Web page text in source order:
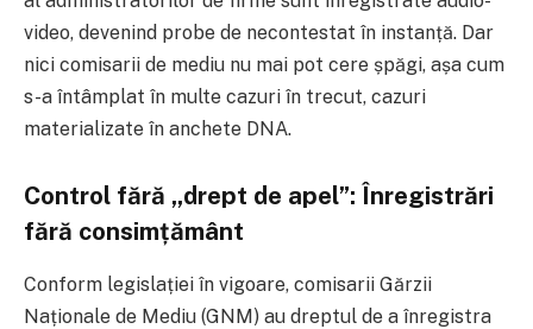
video, devenind probe de necontestat în instanță. Dar
nici comisarii de mediu nu mai pot cere șpăgi, așa cum
s-a întâmplat în multe cazuri în trecut, cazuri
materializate în anchete DNA.
Control fără „drept de apel”: Înregistrări
fără consimțământ
Conform legislației în vigoare, comisarii Gărzii
Naționale de Mediu (GNM) au dreptul de a înregistra